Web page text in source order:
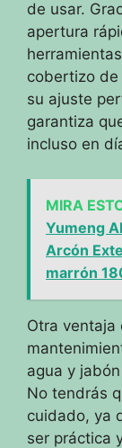
de usar.
apertura
cobertizo de
su ajuste
garantiza
incluso en
MIRA
Yumeng
Arcón
marrón
Otra ventaja
agua y
No tendrás
cuidado, ya
ser práctica